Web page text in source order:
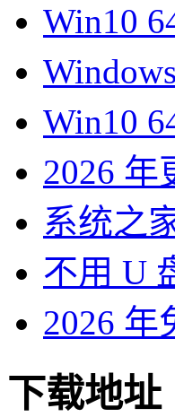
Win10
Win10
2026 年
系统之
不用 U
2026 年
下载地址